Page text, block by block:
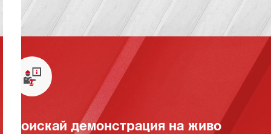
Поискай демонстрация на живо